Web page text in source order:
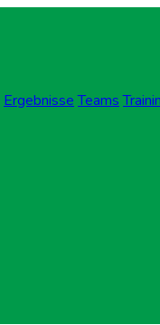
Ergebnisse Teams